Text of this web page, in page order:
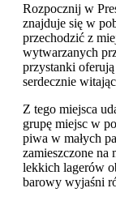
Rozpocznij w
znajduje się w
przechodzić z
wytwarzanych
przystanki
serdecznie
Z tego miejsca
grupę miejsc w
piwa w małych
zamieszczone na
lekkich lagerów
barowy wyjaśni